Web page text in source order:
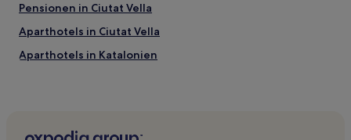
Pensionen in Ciutat Vella
Aparthotels in Ciutat Vella
Aparthotels in Katalonien